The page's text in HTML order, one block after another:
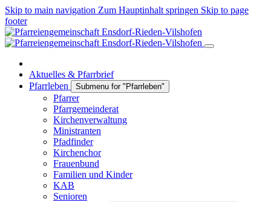
Skip to main navigation Zum Hauptinhalt springen Skip to page
footer
Aktuelles & Pfarrbrief
Pfarrleben
Submenu for "Pfarrleben"
Pfarrer
Pfarrgemeinderat
Kirchenverwaltung
Ministranten
Pfadfinder
Kirchenchor
Frauenbund
Familien und Kinder
KAB
Senioren